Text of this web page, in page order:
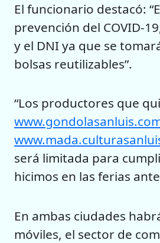
El funcionario destacó:
prevención del COVID-
y el DNI ya que se
bolsas reutilizables”.
“Los productores que
será limitada para
hicimos en las ferias
En ambas ciudades
móviles, el sector de